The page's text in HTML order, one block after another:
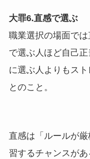
大罪6.直感で選ぶ
職業選択の場面で
で選ぶ人ほど自己
に選ぶ人よりもス
とのこと。
直感は「ルールが
習するチャンスが